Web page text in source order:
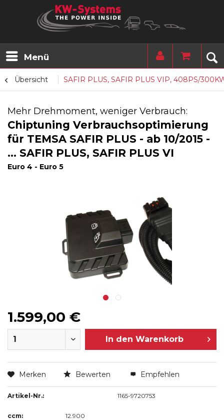
Menü
Übersicht SAFIR PLUS, SAFIR PLUS VIP, 408PS/
Mehr Drehmoment, weniger Verbrauch:
Chiptuning Verbrauchsoptimierung
für TEMSA SAFIR PLUS - ab 10/2015 -
... SAFIR PLUS, SAFIR PLUS VI
Euro 4 - Euro 5
1.599,00 €
In den Warenkorb
Merken Bewerten Empfehlen
Artikel-Nr.: 1165-9720753
ccm:
12.900